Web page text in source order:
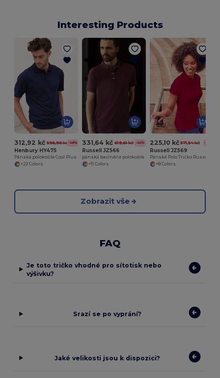
Interesting Products
312,92 kč 596,96 kč -48%
Henbury HY475
Pánská polokošile Cool Plus
+22 Colors
331,64 kč 619,61 kč -46%
Russell JZ566
pánská bavlněná polokošile
+11 Colors
225,10 kč 571,54 kč -61%
Russell JZ569
+8 Colors
Zobrazit vše
FAQ
Je toto tričko vhodné pro sítotisk nebo
výšivku?
Srazí se po vyprání?
Jaké velikosti jsou k dispozici?